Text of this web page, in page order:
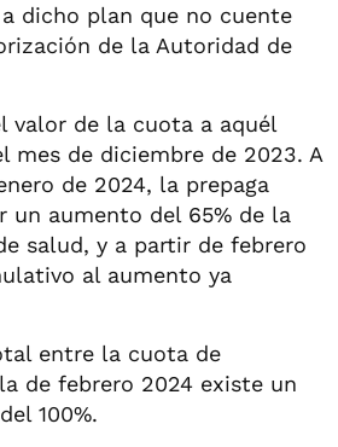
dicho plan que no cuente
de la Autoridad de
valor de la cuota a aquél
mes de diciembre de 2023. A
de 2024, la prepaga
un aumento del 65% de la
salud, y a partir de febrero
al aumento ya
entre la cuota de
de febrero 2024 existe un
100%.